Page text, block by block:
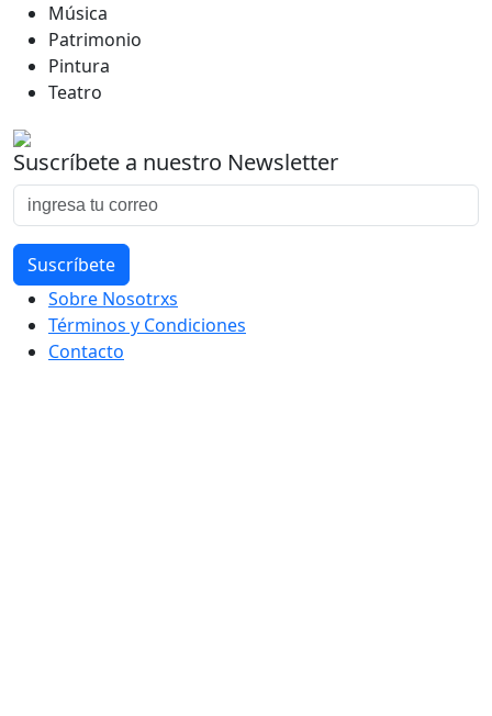
Música
Patrimonio
Pintura
Teatro
Suscríbete a nuestro Newsletter
Sobre Nosotrxs
Términos y Condiciones
Contacto